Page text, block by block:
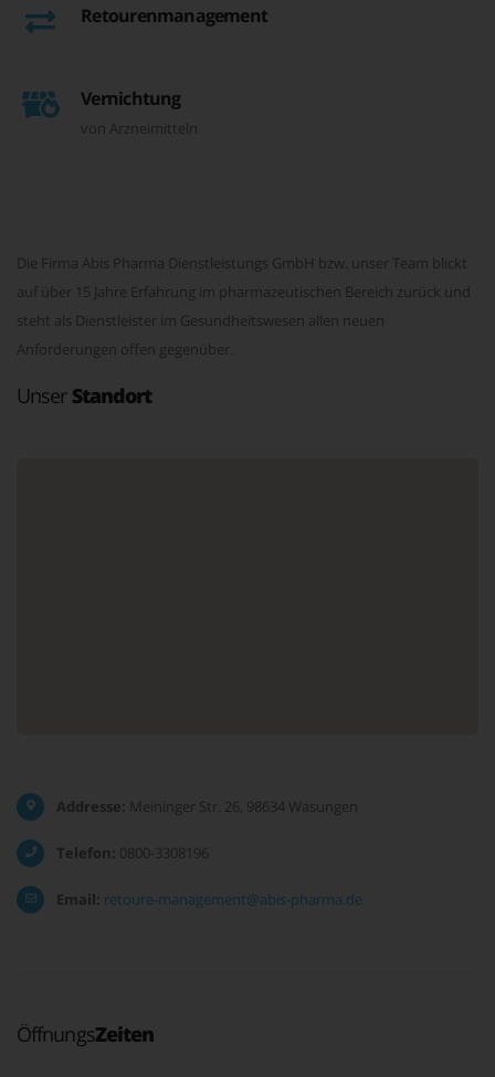
Retourenmanagement
Vernichtung
von Arzneimitteln
Die Firma Abis Pharma Dienstleistungs GmbH bzw. unser Team blickt
auf über 15 Jahre Erfahrung im pharmazeutischen Bereich zurück und
steht als Dienstleister im Gesundheitswesen allen neuen
Anforderungen offen gegenüber.
Unser Standort
Addresse: Meininger Str. 26, 98634 Wasungen
Telefon: 0800-3308196
Email: retoure-management@abis-pharma.de
ÖffnungsZeiten